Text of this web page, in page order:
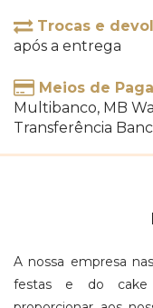
Trocas e
após a entrega
Meios de
Multibanco, MB
Transferência
A nossa empresa
festas e do